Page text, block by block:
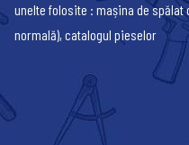
unelte folosite : mașina de
normală), catalogul pieselor